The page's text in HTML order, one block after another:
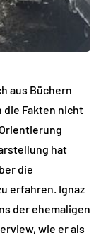
aus Büchern
die Fakten nicht
hat
die
erfahren. Ignaz
der ehemaligen
wie er als